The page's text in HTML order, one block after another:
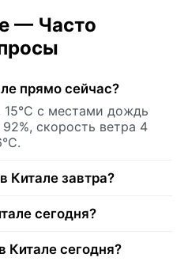
— Часто
прямо сейчас?
15°C с местами дождь
скорость ветра 4
Китале завтра?
сегодня?
Китале сегодня?